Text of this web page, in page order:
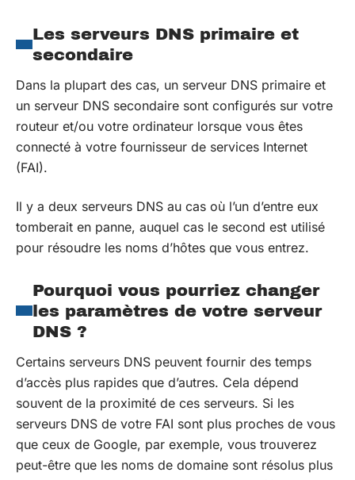
Les serveurs DNS primaire et
secondaire
Dans la plupart des cas, un serveur DNS primaire et
un serveur DNS secondaire sont configurés sur votre
routeur et/ou votre ordinateur lorsque vous êtes
connecté à votre fournisseur de services Internet
(FAI).
Il y a deux serveurs DNS au cas où l’un d’entre eux
tomberait en panne, auquel cas le second est utilisé
pour résoudre les noms d’hôtes que vous entrez.
Pourquoi vous pourriez changer
les paramètres de votre serveur
DNS ?
Certains serveurs DNS peuvent fournir des temps
d’accès plus rapides que d’autres. Cela dépend
souvent de la proximité de ces serveurs. Si les
serveurs DNS de votre FAI sont plus proches de vous
que ceux de Google, par exemple, vous trouverez
peut-être que les noms de domaine sont résolus plus